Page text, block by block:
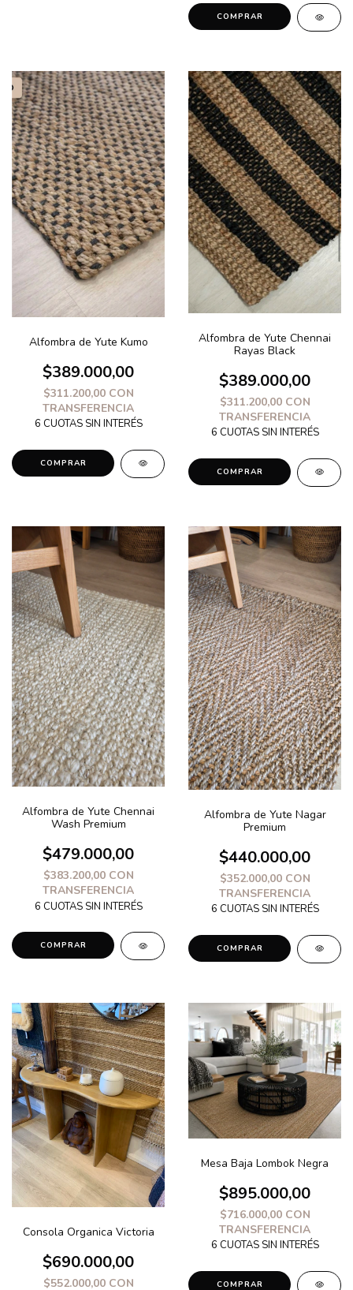
COMPRAR
Alfombra de Yute Kumo
$389.000,00
$311.200,00 CON
TRANSFERENCIA
COMPRAR
Alfombra de Yute Chennai
Rayas Black
$389.000,00
$311.200,00 CON
TRANSFERENCIA
COMPRAR
Alfombra de Yute Chennai
Wash Premium
$479.000,00
$383.200,00 CON
TRANSFERENCIA
COMPRAR
Alfombra de Yute Nagar
Premium
$440.000,00
$352.000,00 CON
TRANSFERENCIA
COMPRAR
Consola Organica Victoria
$690.000,00
$552.000,00 CON
Mesa Baja Lombok Negra
$895.000,00
$716.000,00 CON
TRANSFERENCIA